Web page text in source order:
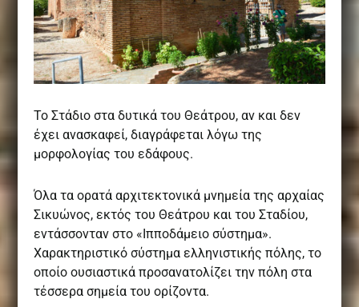
Το Στάδιο στα δυτικά του Θεάτρου, αν και δεν
έχει ανασκαφεί, διαγράφεται λόγω της
μορφολογίας του εδάφους.
Όλα τα ορατά αρχιτεκτονικά μνημεία της αρχαίας
Σικυώνος, εκτός του Θεάτρου και του Σταδίου,
εντάσσονταν στο «Ιπποδάμειο σύστημα».
Χαρακτηριστικό σύστημα ελληνιστικής πόλης, το
οποίο ουσιαστικά προσανατολίζει την πόλη στα
τέσσερα σημεία του ορίζοντα.